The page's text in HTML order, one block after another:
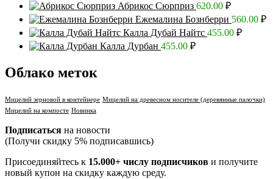
Абрикос Сюрприз 620.00 ₽
Ежемалина Бознберри 560.00 ₽
Калла Дубай Найтс 455.00 ₽
Калла Дурбан 455.00 ₽
Облако меток
Мицелий зерновой в контейнере Мицелий на древесном носителе (деревянные палочки)
Мицелий на компосте Новинка
Подписаться на новости
(Получи скидку 5% подписавшись)
Присоединяйтесь к 15.000+ числу подписчиков и получите
новый купон на скидку каждую среду.